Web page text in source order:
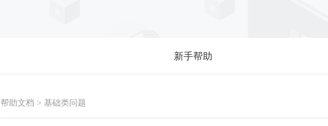
新手帮助
帮助文档 > 基础类问题